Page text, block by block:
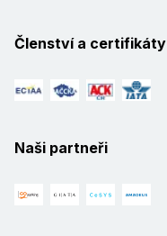
Členství a certifikáty
Naši partneři